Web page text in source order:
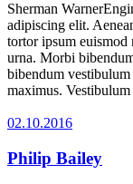
Sherman
adipiscing elit.
tortor ipsum euismod
urna. Morbi
bibendum
maximus.
02.10.2016
Philip Bailey